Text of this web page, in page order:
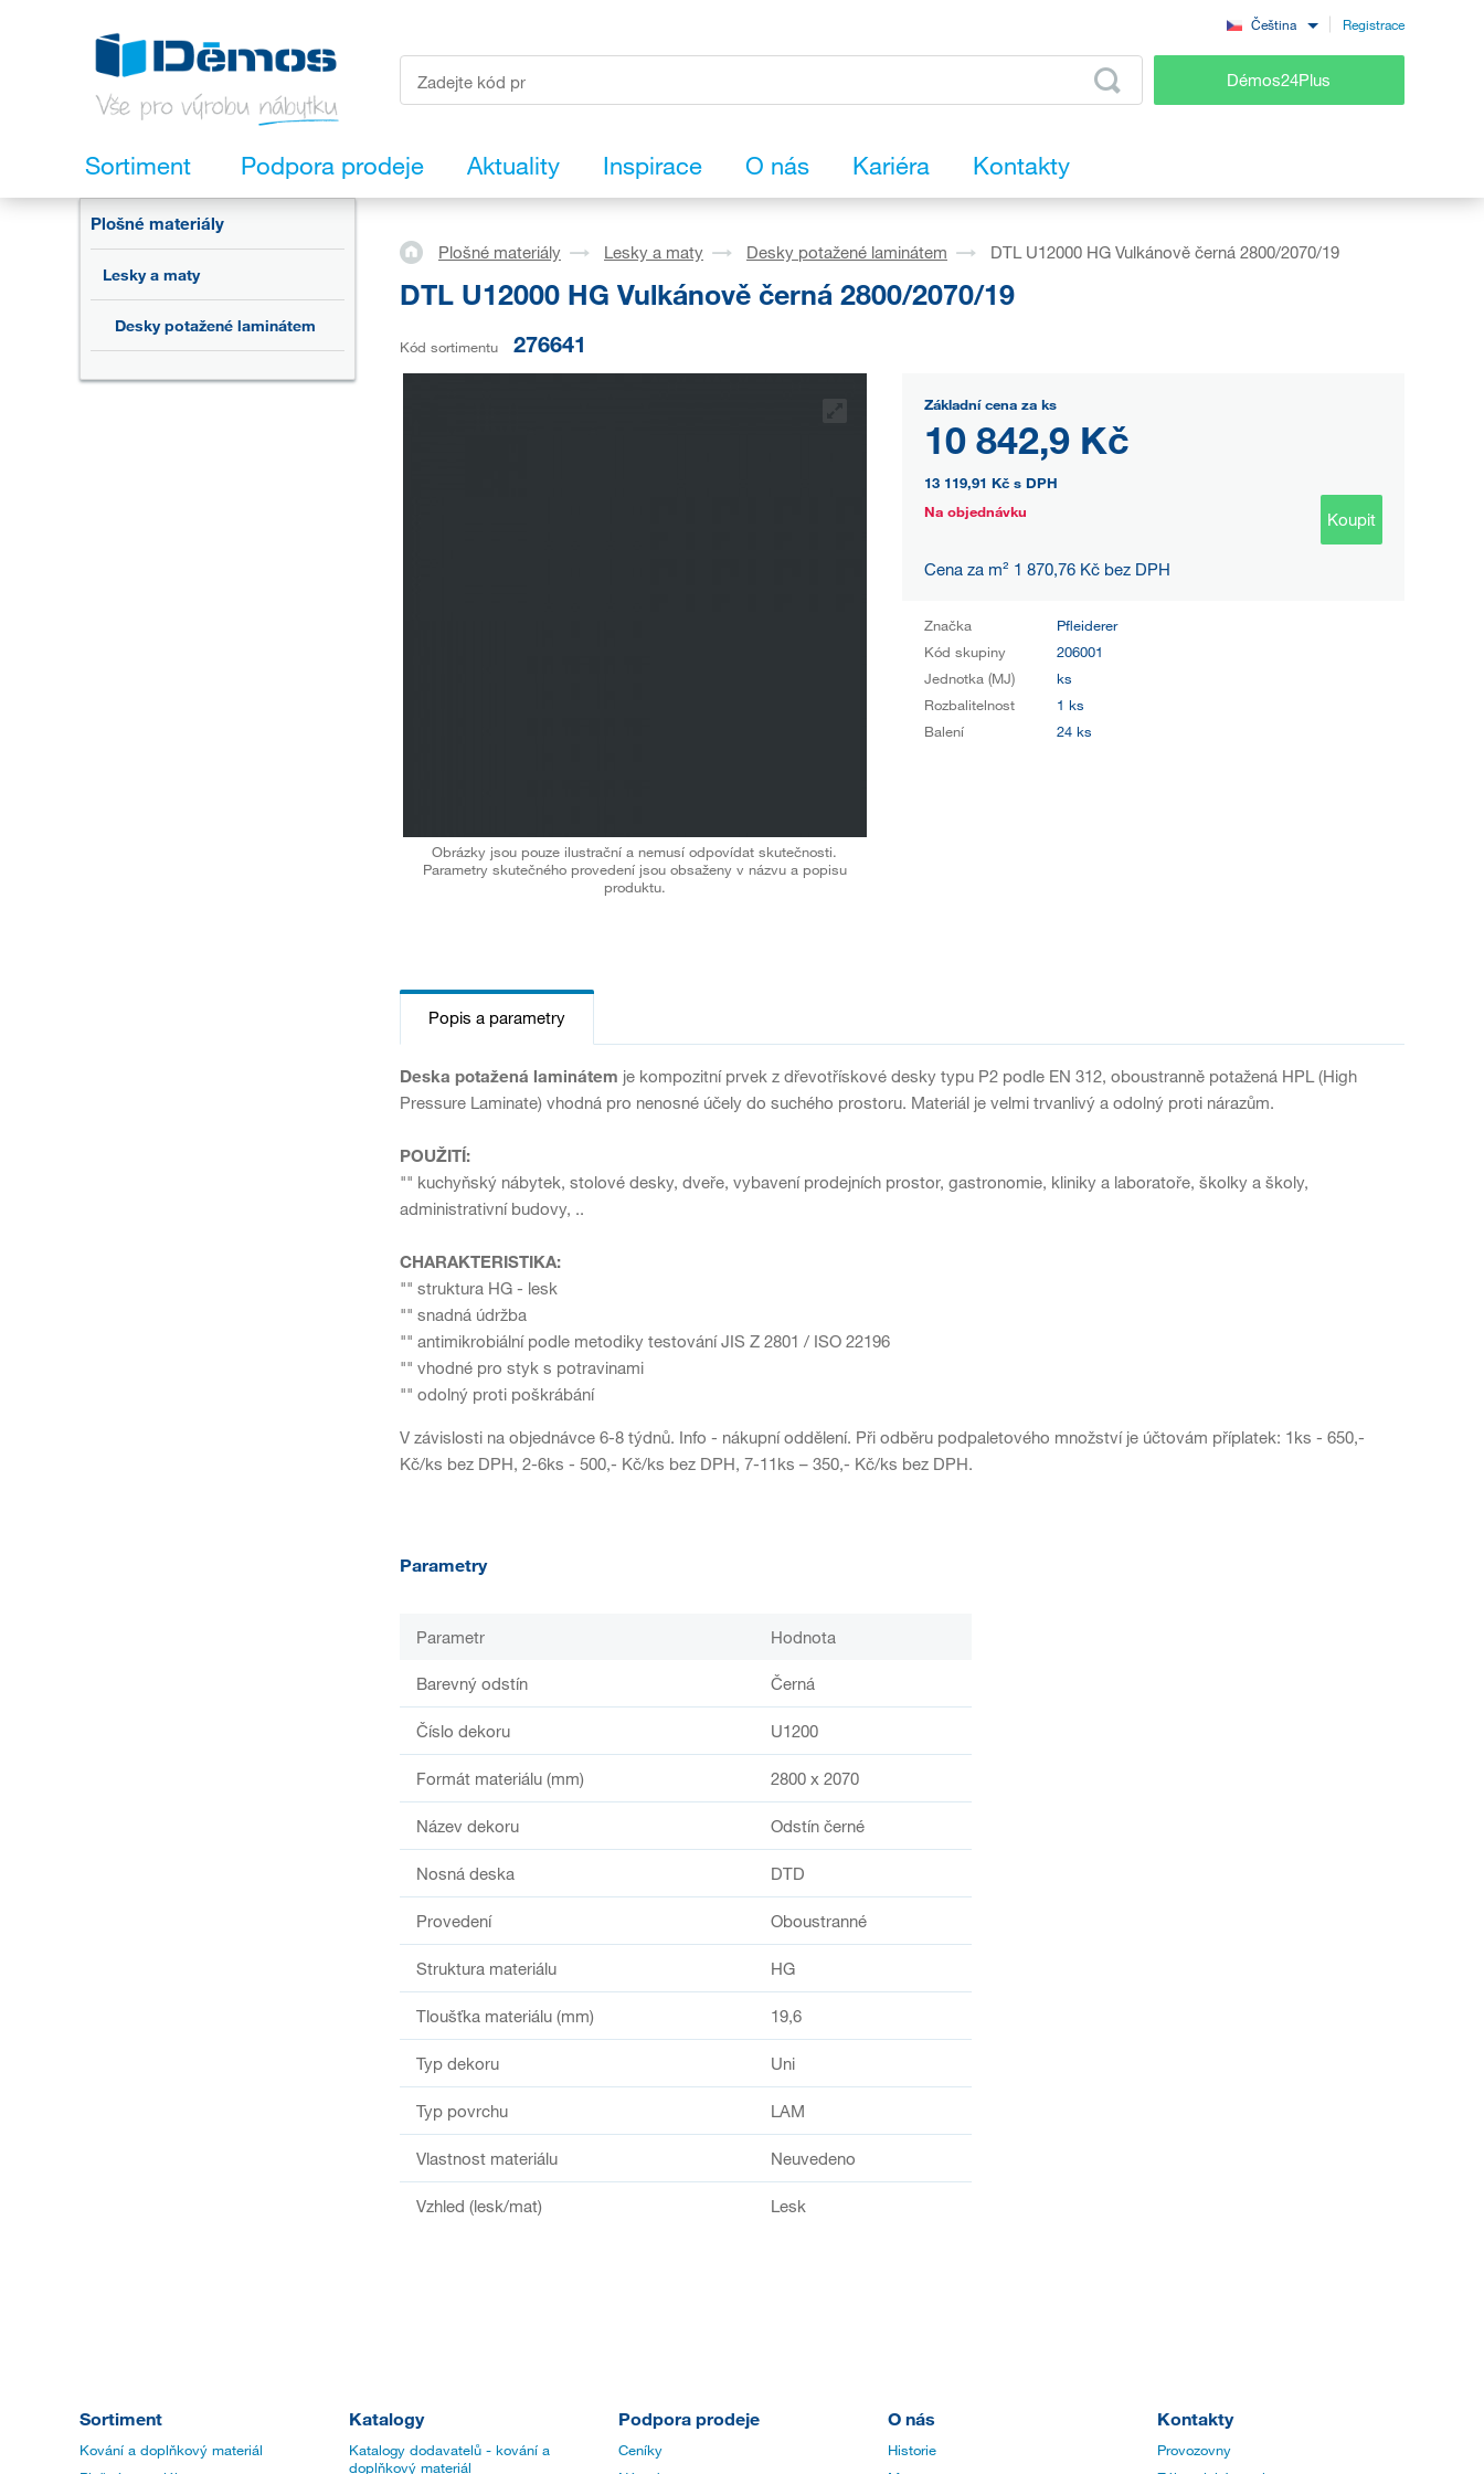
Čeština Registrace
Démos24Plus
Sortiment Podpora prodeje Aktuality Inspirace O nás Kariéra Kontakty
Plošné materiály
Lesky a maty
Desky potažené laminátem
Plošné materiály Lesky a maty Desky potažené laminátem DTL U12000 HG Vulkánově černá 2800/2070/19
DTL U12000 HG Vulkánově černá 2800/2070/19
Kód sortimentu 276641
Obrázky jsou pouze ilustrační a nemusí odpovídat skutečnosti.
Parametry skutečného provedení jsou obsaženy v názvu a popisu
produktu.
Základní cena za ks
10 842,9 Kč
13 119,91 Kč s DPH
Na objednávku
Koupit
Cena za m² 1 870,76 Kč bez DPH
Značka
Pfleiderer
Kód skupiny
206001
Jednotka (MJ)
ks
Rozbalitelnost
1 ks
Balení
24 ks
Popis a parametry
Deska potažená laminátem je kompozitní prvek z dřevotřískové desky typu P2 podle EN 312, oboustranně potažená HPL (High
Pressure Laminate) vhodná pro nenosné účely do suchého prostoru. Materiál je velmi trvanlivý a odolný proti nárazům.
POUŽITÍ:
"" kuchyňský nábytek, stolové desky, dveře, vybavení prodejních prostor, gastronomie, kliniky a laboratoře, školky a školy,
administrativní budovy, ..
CHARAKTERISTIKA:
"" struktura HG - lesk
"" snadná údržba
"" antimikrobiální podle metodiky testování JIS Z 2801 / ISO 22196
"" vhodné pro styk s potravinami
"" odolný proti poškrábání
V závislosti na objednávce 6-8 týdnů. Info - nákupní oddělení. Při odběru podpaletového množství je účtovám příplatek: 1ks - 650,-
Kč/ks bez DPH, 2-6ks - 500,- Kč/ks bez DPH, 7-11ks – 350,- Kč/ks bez DPH.
Parametry
Parametr Hodnota
Barevný odstín Černá
Číslo dekoru U1200
Formát materiálu (mm) 2800 x 2070
Název dekoru Odstín černé
Nosná deska DTD
Provedení Oboustranné
Struktura materiálu HG
Tloušťka materiálu (mm) 19,6
Typ dekoru Uni
Typ povrchu LAM
Vlastnost materiálu Neuvedeno
Vzhled (lesk/mat) Lesk
Sortiment
Kování a doplňkový materiál
Katalogy
Katalogy dodavatelů - kování a
doplňkový materiál
Podpora prodeje
Ceníky
O nás
Historie
Kontakty
Provozovny